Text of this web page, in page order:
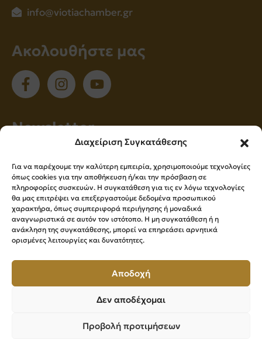
Διαχείριση Συγκατάθεσης
Για να παρέχουμε την καλύτερη εμπειρία, χρησιμοποιούμε τεχνολογίες
όπως cookies για την αποθήκευση ή/και την πρόσβαση σε
πληροφορίες συσκευών. Η συγκατάθεση για τις εν λόγω τεχνολογίες
θα μας επιτρέψει να επεξεργαστούμε δεδομένα προσωπικού
χαρακτήρα, όπως συμπεριφορά περιήγησης ή μοναδικά
αναγνωριστικά σε αυτόν τον ιστότοπο. Η μη συγκατάθεση ή η
ανάκληση της συγκατάθεσης, μπορεί να επηρεάσει αρνητικά
ορισμένες λειτουργίες και δυνατότητες.
Αποδοχή
Δεν αποδέχομαι
Προβολή προτιμήσεων
info@viotiachamber.gr
Ακολουθήστε μας
Νewsletter
ενημερώνεστε πρώτοι για όλα τα νέα μας!
Εγγραφή
Powered byKnowledge A.E.